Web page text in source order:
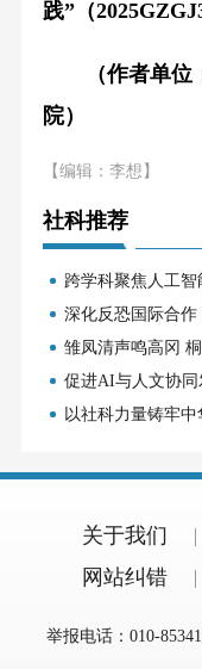
践”（
（作者单位：
院）
【编辑：李想】
社科推荐
跨学科聚焦人工智
深化反恐国际合
雏凤清声鸣高冈
促进AI与人文协同
以社科力量铸牢
关于我们
网站纠错
举报电话：010-